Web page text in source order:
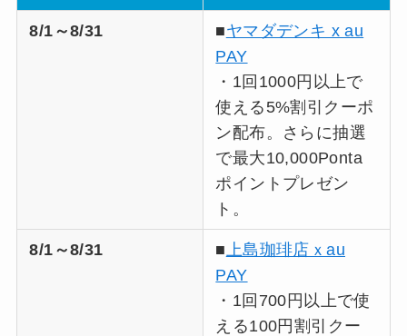
8/1～8/31 ■ヤマダデンキ x au
PAY
・1回1000円以上で
使える5%割引クーポ
ン配布。さらに抽選
で最大10,000Ponta
ポイントプレゼン
ト。
8/1～8/31 ■上島珈琲店ｘau
PAY
・1回700円以上で使
える100円割引クー